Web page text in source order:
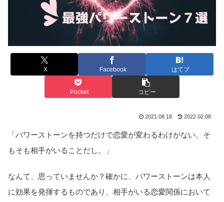
X Facebook はてブ
Pocket コピー
2021.08.18 2022.02.08
「パワーストーンを持つだけで恋愛が変わるわけがない。そ
もそも相手がいることだし。」
なんて、思っていませんか？確かに、パワーストーンは本人
に効果を発揮するものであり、相手がいる恋愛関係において